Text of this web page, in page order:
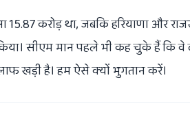
15.87 करोड़ था, जबकि हरियाणा और
सीएम मान पहले भी कह चुके हैं कि
खड़ी है। हम ऐसे क्यों भुगतान करें।